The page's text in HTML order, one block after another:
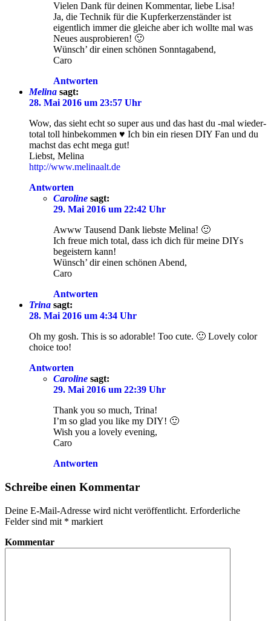
Vielen Dank für deinen Kommentar, liebe Lisa!
Ja, die Technik für die Kupferkerzenständer ist
eigentlich immer die gleiche aber ich wollte mal was
Neues ausprobieren! 🙂
Wünsch’ dir einen schönen Sonntagabend,
Caro
Antworten
Melina sagt:
28. Mai 2016 um 23:57 Uhr
Wow, das sieht echt so super aus und das hast du -mal wieder-
total toll hinbekommen ♥ Ich bin ein riesen DIY Fan und du
machst das echt mega gut!
Liebst, Melina
http://www.melinaalt.de
Antworten
Caroline sagt:
29. Mai 2016 um 22:42 Uhr
Awww Tausend Dank liebste Melina! 🙂
Ich freue mich total, dass ich dich für meine DIYs
begeistern kann!
Wünsch’ dir einen schönen Abend,
Caro
Antworten
Trina sagt:
28. Mai 2016 um 4:34 Uhr
Oh my gosh. This is so adorable! Too cute. 🙂 Lovely color
choice too!
Antworten
Caroline sagt:
29. Mai 2016 um 22:39 Uhr
Thank you so much, Trina!
I’m so glad you like my DIY! 🙂
Wish you a lovely evening,
Caro
Antworten
Schreibe einen Kommentar
Deine E-Mail-Adresse wird nicht veröffentlicht. Erforderliche
Felder sind mit * markiert
Kommentar